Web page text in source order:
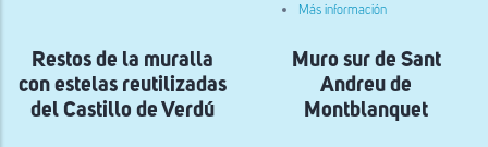
Más información
de
Joan
de
Bellcaire
Restos de la muralla
con estelas reutilizadas
del Castillo de Verdú
Muro sur de Sant
Andreu de
Montblanquet